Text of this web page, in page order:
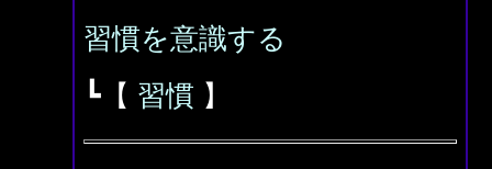
習慣を意識する
┗【 習慣 】